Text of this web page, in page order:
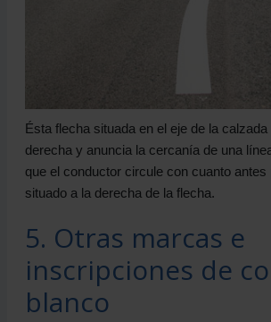
Ésta flecha situada en el eje de la calzada
derecha y anuncia la cercanía de una
que el conductor circule con cuanto antes
situado a la derecha de la flecha.
5. Otras marcas e
inscripciones de
blanco